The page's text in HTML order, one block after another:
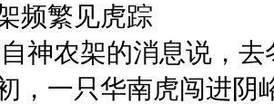
繁见虎踪
神农架的消息说，
，一只华南虎闯进阴